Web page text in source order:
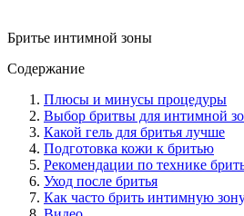
Бритье интимной зоны
Содержание
Плюсы и минусы процедуры
Выбор бритвы для интимной
Какой гель для бритья лучше
Подготовка кожи к бритью
Рекомендации по технике
Уход после бритья
Как часто брить интимную